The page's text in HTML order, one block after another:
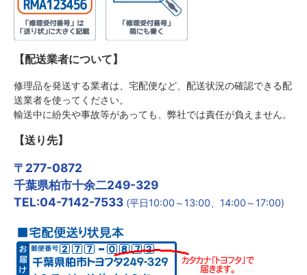
【配送業者について】
修理品を発送する業者は、宅配便など、配送状況の確認できる配
送業者を使ってください。
輸送中に紛失や事故等があっても、弊社では責任が負えません。
【送り先】
〒277-0872
千葉県柏市十余二249-329
TEL:04-7142-7533 (平日10:00～13:00、14:00～17:00)